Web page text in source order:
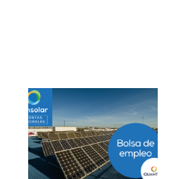
Solar Testing
Technician en Madrid